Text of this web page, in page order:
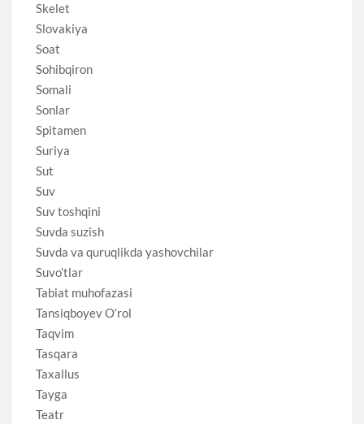
Skelet
Slovakiya
Soat
Sohibqiron
Somali
Sonlar
Spitamen
Suriya
Sut
Suv
Suv toshqini
Suvda suzish
Suvda va quruqlikda yashovchilar
Suvo’tlar
Tabiat muhofazasi
Tansiqboyev O‘rol
Taqvim
Tasqara
Taxallus
Tayga
Teatr